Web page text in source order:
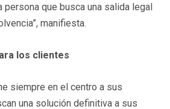
que busca una salida legal
manifiesta.
los clientes
siempre en el centro a sus
una solución definitiva a sus